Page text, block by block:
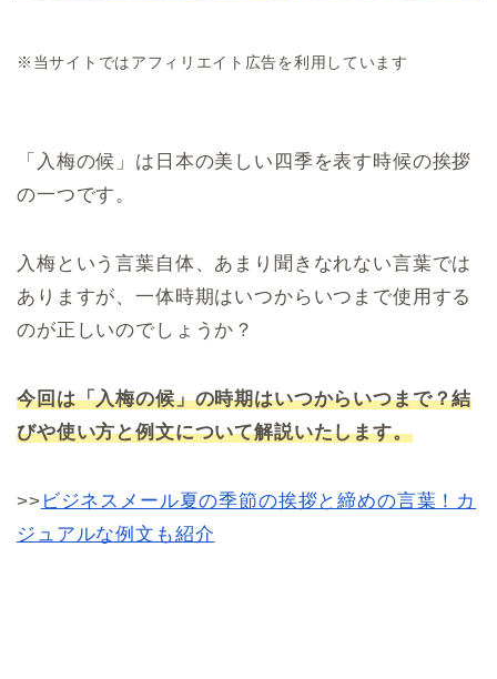
※当サイトではアフィリエイト広告を利用しています
「入梅の候」は日本の美しい四季を表す時候の挨拶
の一つです。
入梅という言葉自体、あまり聞きなれない言葉では
ありますが、一体時期はいつからいつまで使用する
のが正しいのでしょうか？
今回は「入梅の候」の時期はいつからいつまで？結
びや使い方と例文について解説いたします。
>> ビジネスメール夏の季節の挨拶と締めの言葉！カ
ジュアルな例文も紹介